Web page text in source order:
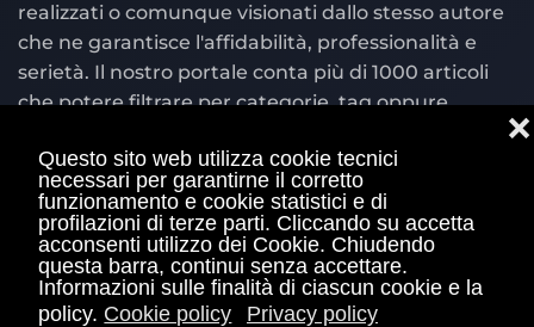
Questo sito web utilizza cookie tecnici
necessari per garantirne il corretto
funzionamento e cookie statistici e di
profilazioni di terze parti. Cliccando su accetta
acconsenti utilizzo dei Cookie. Chiudendo
questa barra, continui senza accettare.
Informazioni sulle finalità di ciascun cookie e la
policy. Cookie policy Privacy policy
❌
realizzati o comunque visionati dallo stesso autore
che ne garantisce l'affidabilità, professionalità e
serietà. Il nostro portale conta più di 1000 articoli
che potere filtrare per categorie, tag oppure
situato in alto a destra.
© Copyright 2004 - 2026 Bettingexchange.net è
sito ufficiale Betting Exchange® con marchio
registrato e di proprietà di Gianluca Landi Piva
01460210113 e piva 03835590542 E' vietata qualsiasi